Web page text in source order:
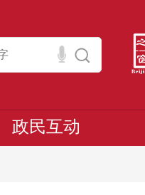
政民互动